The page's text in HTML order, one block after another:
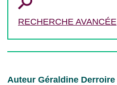
RECHERCHE AVANCÉE
Auteur Géraldine Derroire